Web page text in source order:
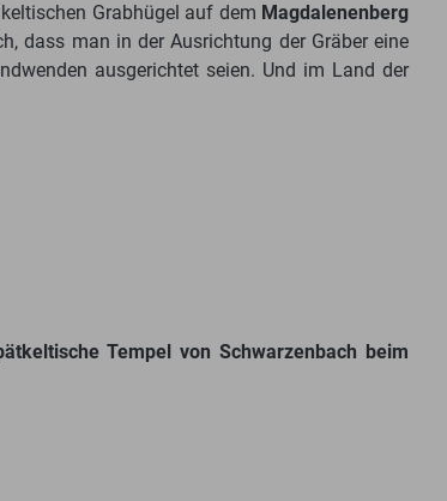
Grabhügel auf dem Magdalenenberg
dass man in der Ausrichtung der Gräber eine
ausgerichtet seien. Und im Land der
Tempel von Schwarzenbach beim